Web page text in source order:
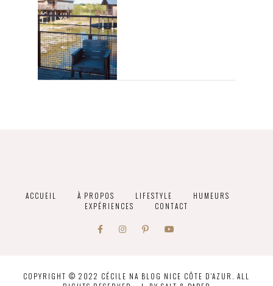
ACCUEIL À PROPOS LIFESTYLE
HUMEURS
EXPÉRIENCES
CONTACT
COPYRIGHT © 2022 CÉCILE NA BLOG NICE CÔTE D'AZUR. ALL